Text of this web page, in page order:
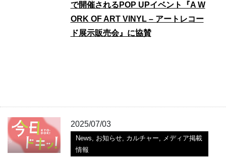
で開催されるPOP UPイベント『A W
ORK OF ART VINYL – アートレコー
ド展示販売会』に協賛
2025/07/03
News, お知らせ, カルチャー, メディア掲載
情報